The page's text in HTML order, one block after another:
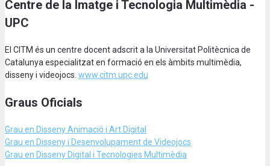
Centre de la Imatge i Tecnologia Multimèdia -
UPC
El CITM és un centre docent adscrit a la Universitat Politècnica de
Catalunya especialitzat en formació en els àmbits multimèdia,
disseny i videojocs. www.citm.upc.edu
Graus Oficials
Grau en Disseny Animació i Art Digital
Grau en Disseny i Desenvolupament de Videojocs
Grau en Disseny Digital i Tecnologies Multimèdia